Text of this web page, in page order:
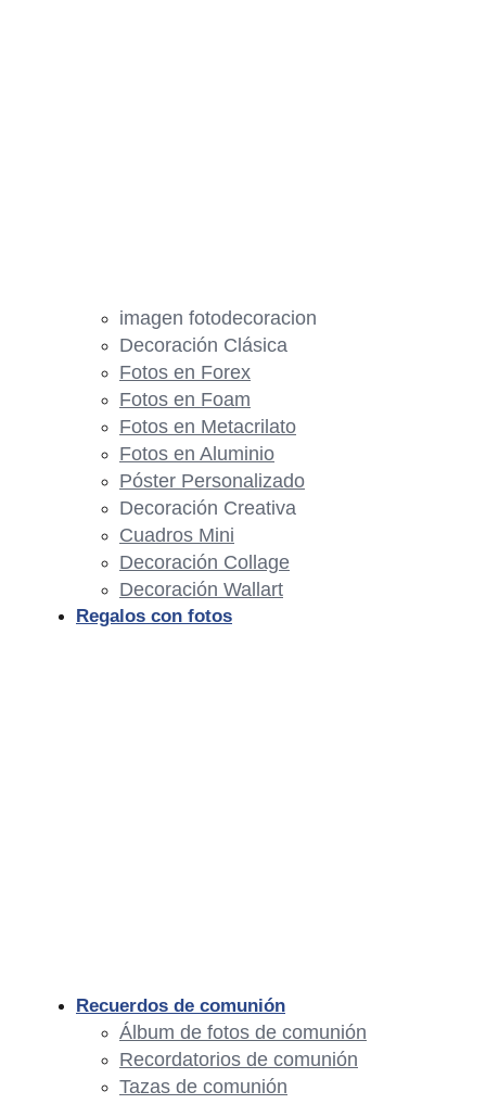
imagen fotodecoracion
Decoración Clásica
Fotos en Forex
Fotos en Foam
Fotos en Metacrilato
Fotos en Aluminio
Póster Personalizado
Decoración Creativa
Cuadros Mini
Decoración Collage
Decoración Wallart
Regalos con fotos
Recuerdos de comunión
Álbum de fotos de comunión
Recordatorios de comunión
Tazas de comunión